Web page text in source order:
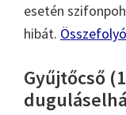
esetén
hibát.
Gyűjtőcső